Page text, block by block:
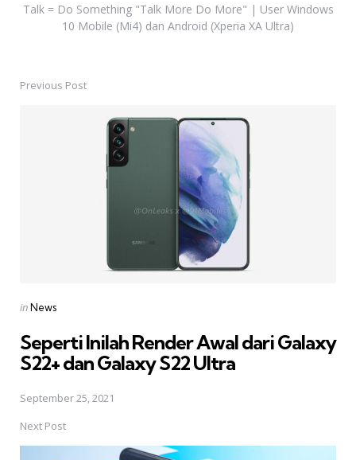
Talk = Do Something "Talk More Do More" | User Windows
10 Mobile (Mi4) dan Android (Xperia XA Ultra)
PostPrevious Post
Posted
inNews
Seperti Inilah Render Awal dari Galaxy
S22+ dan Galaxy S22 Ultra
September 25, 2021
Next Post